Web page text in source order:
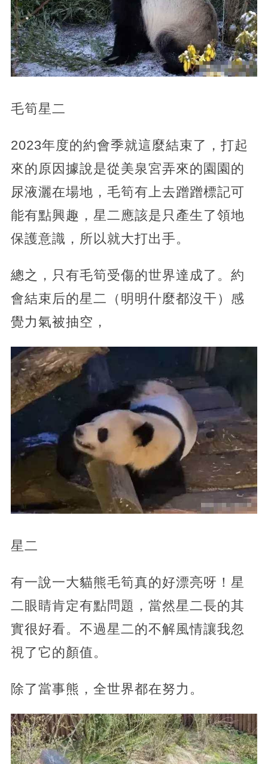
毛筍星二
2023年度的約會季就這麼結束了，打起
來的原因據說是從美泉宮弄來的園園的
尿液灑在場地，毛筍有上去蹭蹭標記可
能有點興趣，星二應該是只產生了領地
保護意識，所以就大打出手。
總之，只有毛筍受傷的世界達成了。約
會結束后的星二（明明什麼都沒干）感
覺力氣被抽空，
星二
有一說一大貓熊毛筍真的好漂亮呀！星
二眼睛肯定有點問題，當然星二長的其
實很好看。不過星二的不解風情讓我忽
視了它的顏值。
除了當事熊，全世界都在努力。